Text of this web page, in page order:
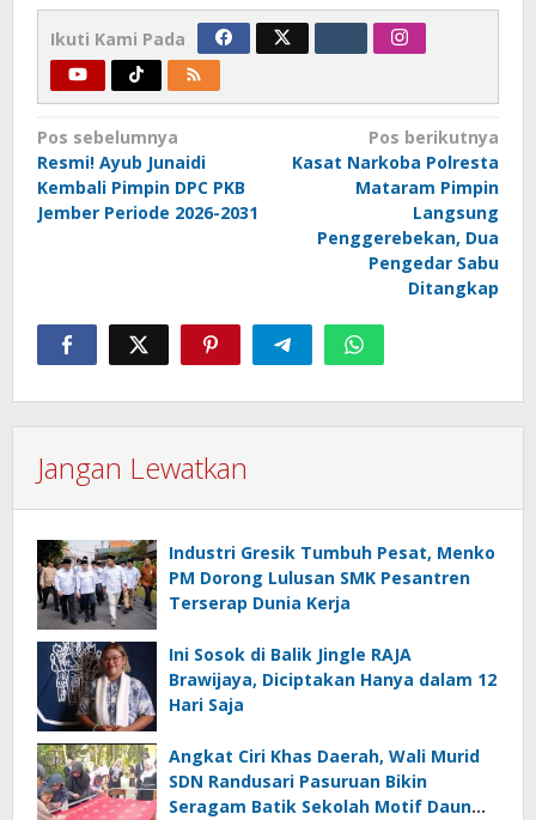
Ikuti Kami Pada
Navigasi
pos
Pos sebelumnya
Resmi! Ayub Junaidi
Kembali Pimpin DPC PKB
Jember Periode 2026-2031
Pos berikutnya
Kasat Narkoba Polresta
Mataram Pimpin
Langsung
Penggerebekan, Dua
Pengedar Sabu
Ditangkap
Jangan Lewatkan
Industri Gresik Tumbuh Pesat, Menko
PM Dorong Lulusan SMK Pesantren
Terserap Dunia Kerja
Ini Sosok di Balik Jingle RAJA
Brawijaya, Diciptakan Hanya dalam 12
Hari Saja
Angkat Ciri Khas Daerah, Wali Murid
SDN Randusari Pasuruan Bikin
Seragam Batik Sekolah Motif Daun